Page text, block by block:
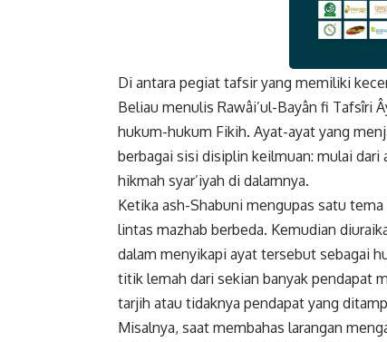
Di antara pegiat tafsir yang memiliki
Beliau menulis Rawâi’ul-Bayân fi Tafsîri
hukum-hukum Fikih. Ayat-ayat yang
berbagai sisi disiplin keilmuan: mulai dari
hikmah syar’iyah di dalamnya.
Ketika ash-Shabuni mengupas satu
lintas mazhab berbeda. Kemudian
dalam menyikapi ayat tersebut sebagai
titik lemah dari sekian banyak pendapat
tarjih atau tidaknya pendapat yang
Misalnya, saat membahas larangan